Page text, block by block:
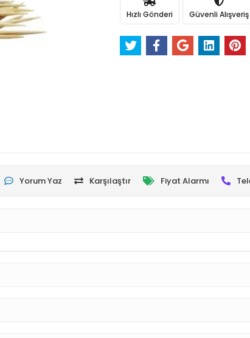
Hızlı Gönderi Güvenli Alışveriş
Yorum Yaz Karşılaştır Fiyat Alarmı